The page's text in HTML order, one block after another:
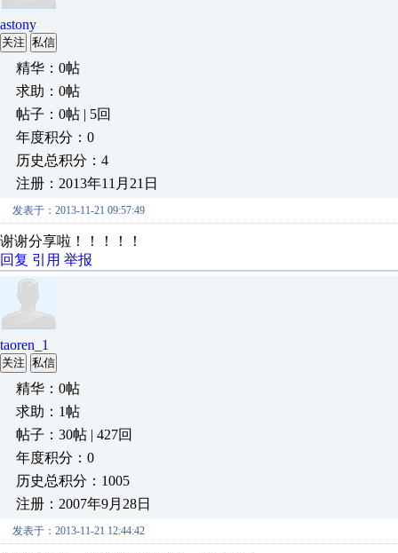
astony
关注 私信
精华：0帖
求助：0帖
帖子：0帖 | 5回
年度积分：0
历史总积分：4
注册：2013年11月21日
发表于：2013-11-21 09:57:49
谢谢分享啦！！！！！
回复 引用 举报
taoren_1
关注 私信
精华：0帖
求助：1帖
帖子：30帖 | 427回
年度积分：0
历史总积分：1005
注册：2007年9月28日
发表于：2013-11-21 12:44:42